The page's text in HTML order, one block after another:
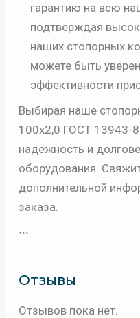
гарантию на всю
подтверждая
наших стопорных
можете быть
эффективности
Выбирая наше
100х2,0 ГОСТ 13943-
надежность и
оборудования.
дополнительной
заказа.
```
Отзывы
Отзывов пока нет.